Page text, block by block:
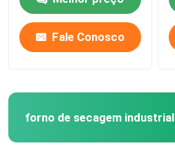
Fale Conosco
forno de secagem industrial